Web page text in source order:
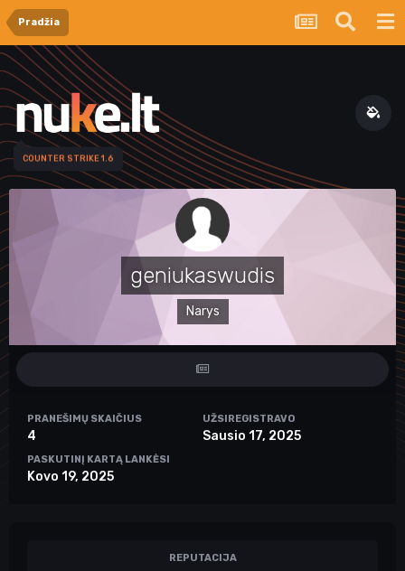
Pradžia
COUNTER STRIKE 1.6
geniukaswudis
Narys
PRANEŠIMŲ SKAIČIUS
4
UŽSIREGISTRAVO
Sausio 17, 2025
PASKUTINĮ KARTĄ LANKĖSI
Kovo 19, 2025
REPUTACIJA